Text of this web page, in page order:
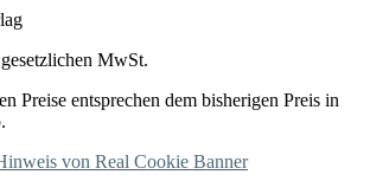
MwSt.
Preise entsprechen dem bisherigen Preis in
von Real Cookie Banner